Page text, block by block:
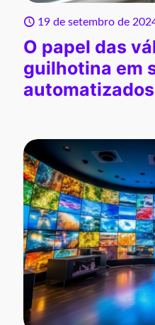
19 de setembro de
O papel das
guilhotina em
automatizados